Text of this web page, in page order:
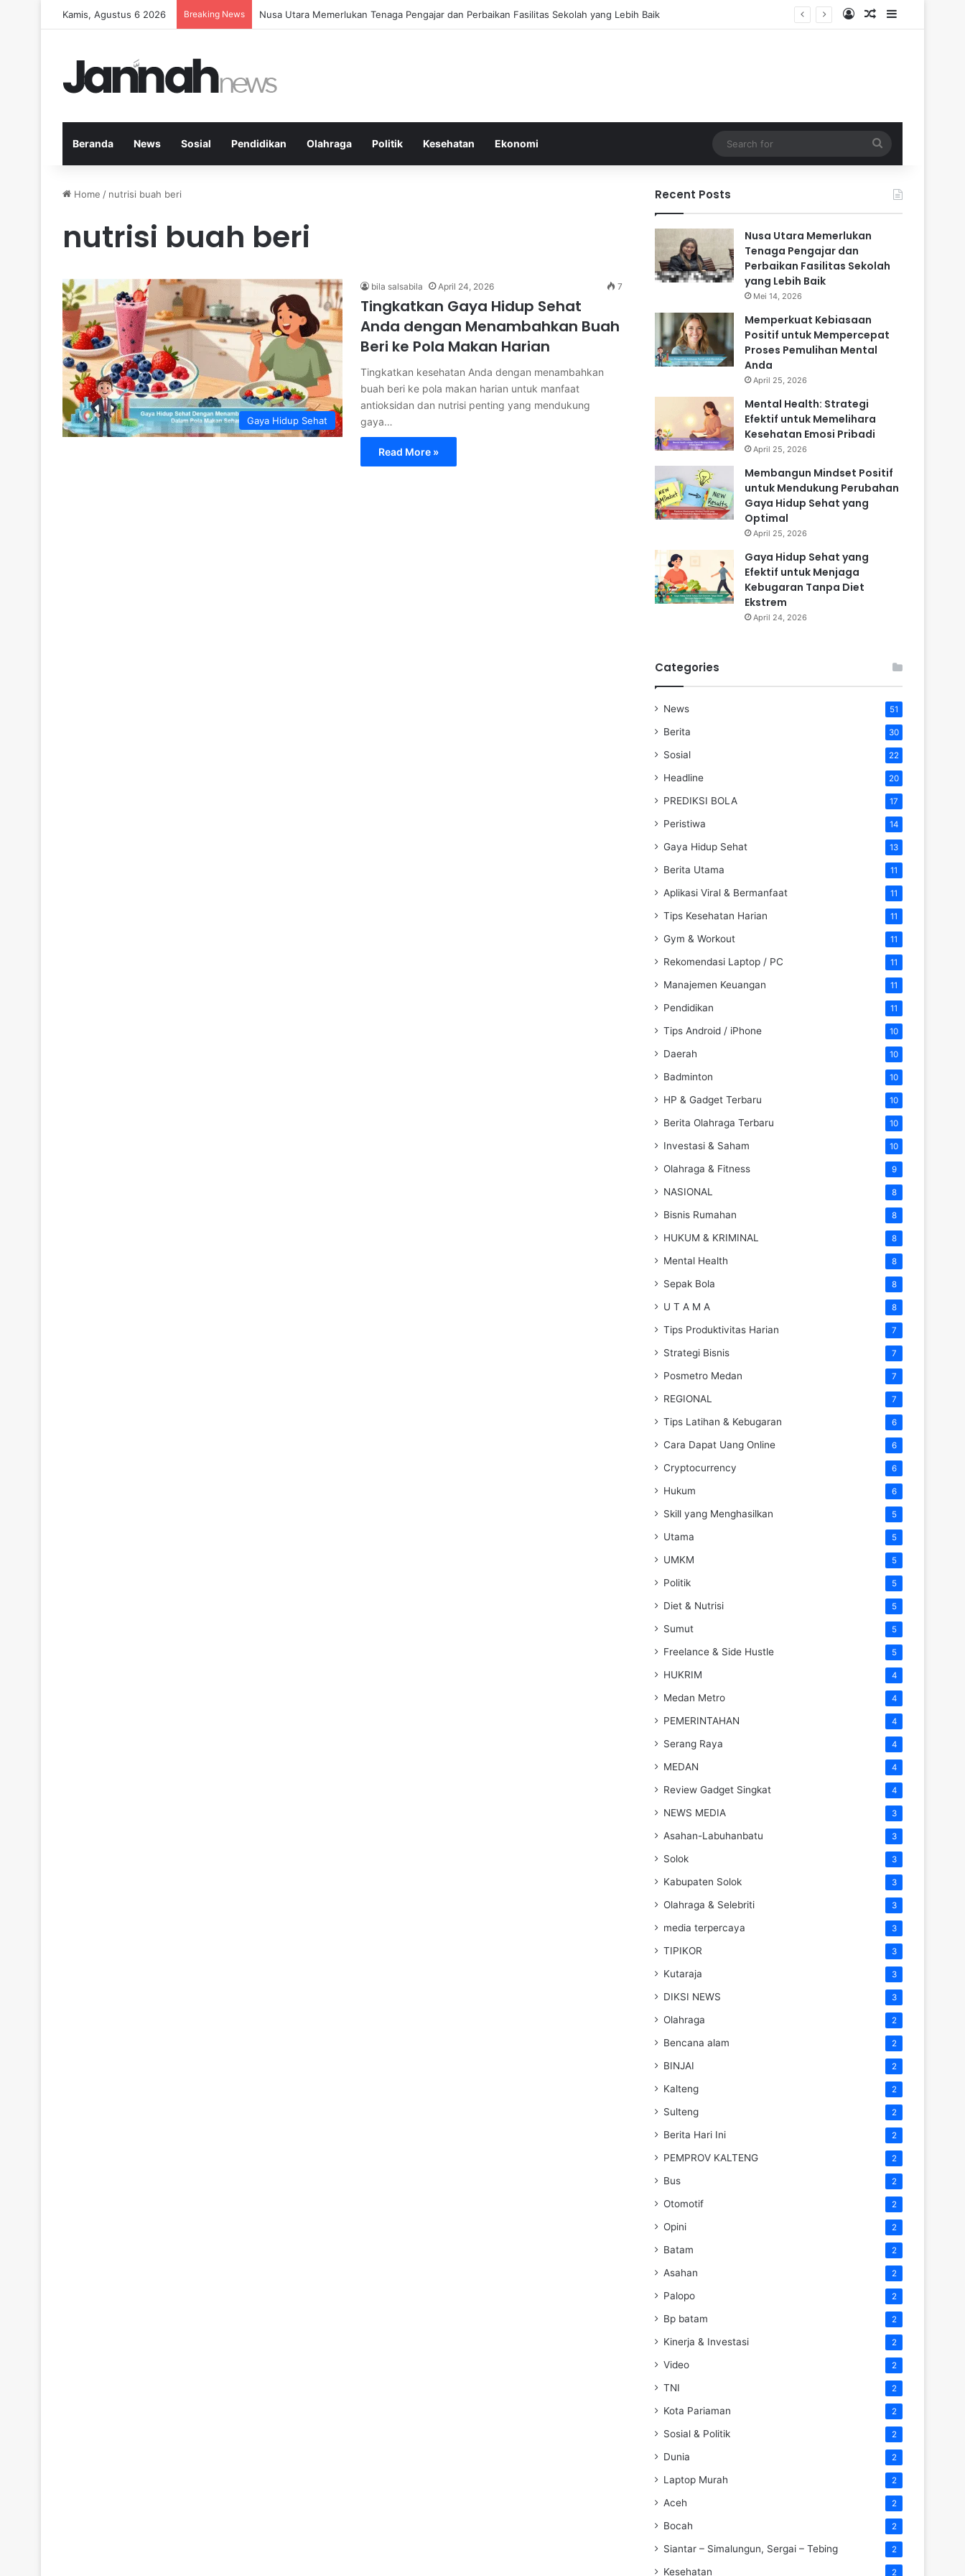
Kamis, Agustus 6 2026 Breaking News Memperkuat Kebiasaan Positif untuk Mempercepat Proses Pemulihan Mental Anda Log InRandom Article
Sidebar
Beranda News Sosial Pendidikan Olahraga Politik Kesehatan Ekonomi
for
Home / nutrisi buah beri
nutrisi buah beri
Gaya Hidup Sehat
bila salsabila April 24, 2026 7
Tingkatkan Gaya Hidup Sehat
Anda dengan Menambahkan Buah
Beri ke Pola Makan Harian
Tingkatkan kesehatan Anda dengan menambahkan
buah beri ke pola makan harian untuk manfaat
antioksidan dan nutrisi penting yang mendukung
gaya…
Read More »
Recent Posts
Nusa Utara Memerlukan
Tenaga Pengajar dan
Perbaikan Fasilitas Sekolah
yang Lebih Baik
Mei 14, 2026
Memperkuat Kebiasaan
Positif untuk Mempercepat
Proses Pemulihan Mental
Anda
April 25, 2026
Mental Health: Strategi
Efektif untuk Memelihara
Kesehatan Emosi Pribadi
April 25, 2026
Membangun Mindset Positif
untuk Mendukung Perubahan
Gaya Hidup Sehat yang
Optimal
April 25, 2026
Gaya Hidup Sehat yang
Efektif untuk Menjaga
Kebugaran Tanpa Diet
Ekstrem
April 24, 2026
Categories
News 51
Berita 30
Sosial 22
Headline 20
PREDIKSI BOLA 17
Peristiwa 14
Gaya Hidup Sehat 13
Berita Utama 11
Aplikasi Viral & Bermanfaat 11
Tips Kesehatan Harian 11
Gym & Workout 11
Rekomendasi Laptop / PC 11
Manajemen Keuangan 11
Pendidikan 11
Tips Android / iPhone 10
Daerah 10
Badminton 10
HP & Gadget Terbaru 10
Berita Olahraga Terbaru 10
Investasi & Saham 10
Olahraga & Fitness 9
NASIONAL 8
Bisnis Rumahan 8
HUKUM & KRIMINAL 8
Mental Health 8
Sepak Bola 8
U T A M A 8
Tips Produktivitas Harian 7
Strategi Bisnis 7
Posmetro Medan 7
REGIONAL 7
Tips Latihan & Kebugaran 6
Cara Dapat Uang Online 6
Cryptocurrency 6
Hukum 6
Skill yang Menghasilkan 5
Utama 5
UMKM 5
Politik 5
Diet & Nutrisi 5
Sumut 5
Freelance & Side Hustle 5
HUKRIM 4
Medan Metro 4
PEMERINTAHAN 4
Serang Raya 4
MEDAN 4
Review Gadget Singkat 4
NEWS MEDIA 3
Asahan-Labuhanbatu 3
Solok 3
Kabupaten Solok 3
Olahraga & Selebriti 3
media terpercaya 3
TIPIKOR 3
Kutaraja 3
DIKSI NEWS 3
Olahraga 2
Bencana alam 2
BINJAI 2
Kalteng 2
Sulteng 2
Berita Hari Ini 2
PEMPROV KALTENG 2
Bus 2
Otomotif 2
Opini 2
Batam 2
Asahan 2
Palopo 2
Bp batam 2
Kinerja & Investasi 2
Video 2
TNI 2
Kota Pariaman 2
Sosial & Politik 2
Dunia 2
Laptop Murah 2
Aceh 2
Bocah 2
Siantar – Simalungun, Sergai – Tebing 2
Kesehatan 2